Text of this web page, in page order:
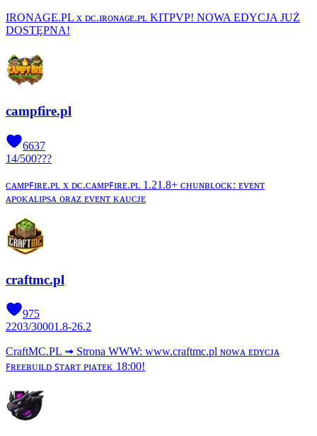
IRONAGE.PL x ᴅᴄ.ɪʀᴏɴᴀɢᴇ.ᴘʟ KITPVP! NOWA EDYCJA JUŻ
DOSTĘPNA!
campfire.pl
6637
14/500???
ᴄᴀᴍᴘꜰɪʀᴇ.ᴘʟ x ᴅᴄ.ᴄᴀᴍᴘꜰɪʀᴇ.ᴘʟ 1.21.8+ ᴄʜᴜɴʙʟᴏᴄᴋ: ᴇᴠᴇɴᴛ
ᴀᴘᴏᴋᴀʟɪᴘѕᴀ ᴏʀᴀᴢ ᴇᴠᴇɴᴛ ᴋᴀᴜᴄᴊᴇ
craftmc.pl
975
2203/30001.8-26.2
CraftMC.PL ➟ Strona WWW: www.craftmc.pl ɴᴏᴡᴀ ᴇᴅʏᴄᴊᴀ
ꜰʀᴇᴇʙᴜɪʟᴅ ꜱᴛᴀʀᴛ ᴘɪᴀᴛᴇᴋ 18:00!